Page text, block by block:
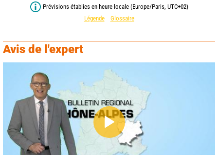
Prévisions établies en heure locale (Europe/Paris, UTC+02)
Légende
Glossaire
Avis de l'expert